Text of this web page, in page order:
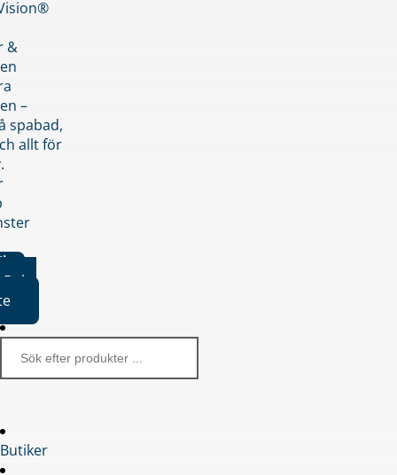
&
–
spabad,
allt för
Boka
Butiker